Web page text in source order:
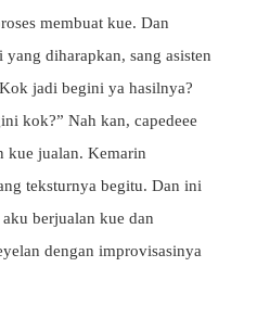
membuat kue. Dan
diharapkan, sang asisten
jadi begini ya hasilnya?
kok?” Nah kan, capedeee
jualan. Kemarin
teksturnya begitu. Dan ini
berjualan kue dan
dengan improvisasinya